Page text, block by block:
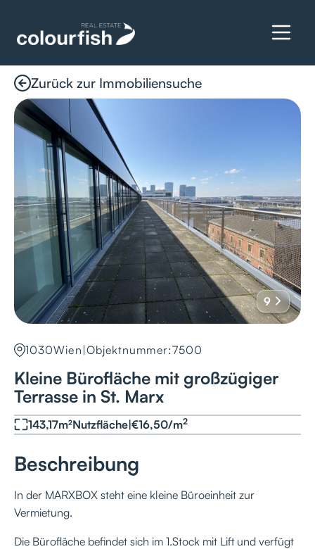
Zurück zur Immobiliensuche
9
1030Wien |Objektnummer:7500
Kleine Bürofläche mit großzügiger
Terrasse in St. Marx
143,17m²Nutzfläche|€16,50/m2
Beschreibung
In der MARXBOX steht eine kleine Büroeinheit zur
Vermietung.
Die Bürofläche befindet sich im 1.Stock mit Lift und verfügt
Details anfragen